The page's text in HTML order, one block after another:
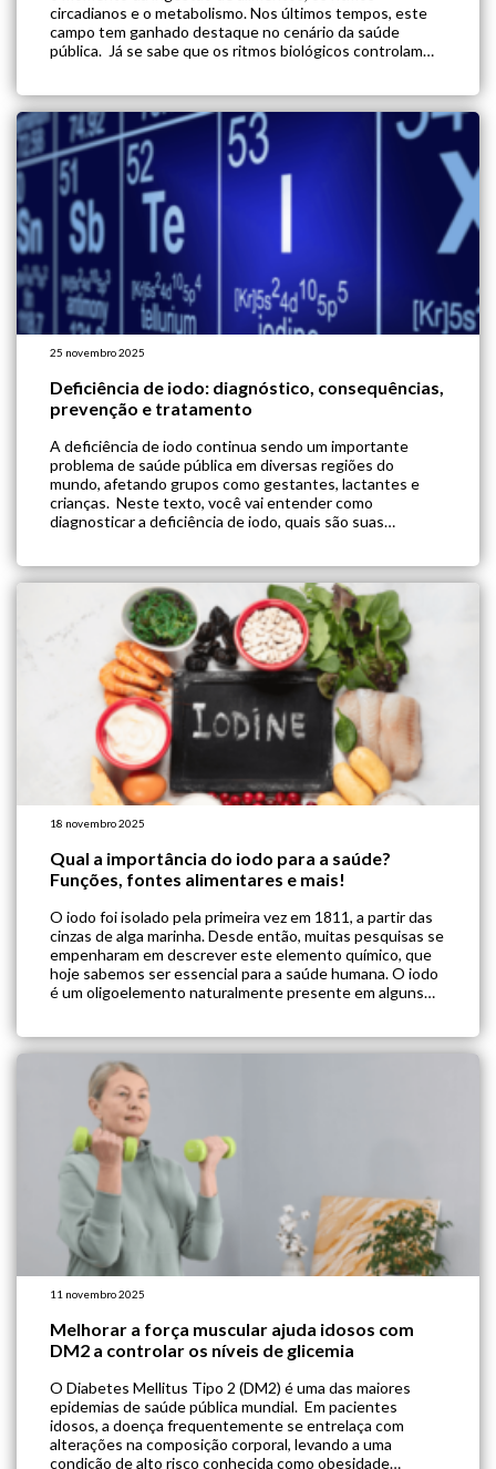
circadianos e o metabolismo. Nos últimos tempos, este
campo tem ganhado destaque no cenário da saúde
pública. Já se sabe que os ritmos biológicos controlam
25 novembro 2025
Deficiência de iodo: diagnóstico, consequências,
prevenção e tratamento
A deficiência de iodo continua sendo um importante
problema de saúde pública em diversas regiões do
mundo, afetando grupos como gestantes, lactantes e
crianças. Neste texto, você vai entender como
diagnosticar a deficiência de iodo, quais são suas
consumir por […]
18 novembro 2025
Qual a importância do iodo para a saúde?
Funções, fontes alimentares e mais!
O iodo foi isolado pela primeira vez em 1811, a partir das
cinzas de alga marinha. Desde então, muitas pesquisas se
empenharam em descrever este elemento químico, que
hoje sabemos ser essencial para a saúde humana. O iodo
é um oligoelemento naturalmente presente em alguns
11 novembro 2025
Melhorar a força muscular ajuda idosos com
DM2 a controlar os níveis de glicemia
O Diabetes Mellitus Tipo 2 (DM2) é uma das maiores
epidemias de saúde pública mundial. Em pacientes
idosos, a doença frequentemente se entrelaça com
alterações na composição corporal, levando a uma
condição de alto risco conhecida como obesidade